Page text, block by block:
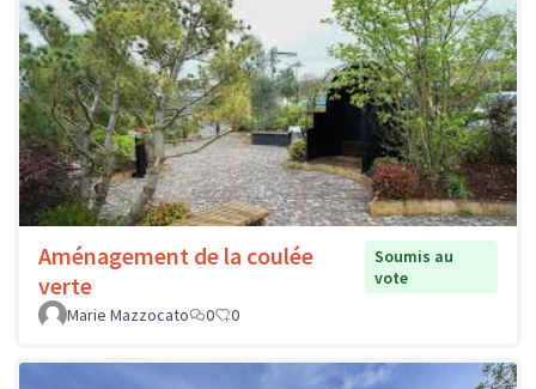
Aménagement de la coulée
verte
Soumis au
vote
Marie Mazzocato
0 0